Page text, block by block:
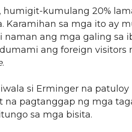
humigit-kumulang 20%
Karamihan sa mga ito ay
naman ang mga galing sa
ang foreign visitors
.
si Erminger na
na pagtanggap ng mga
sa mga bisita.